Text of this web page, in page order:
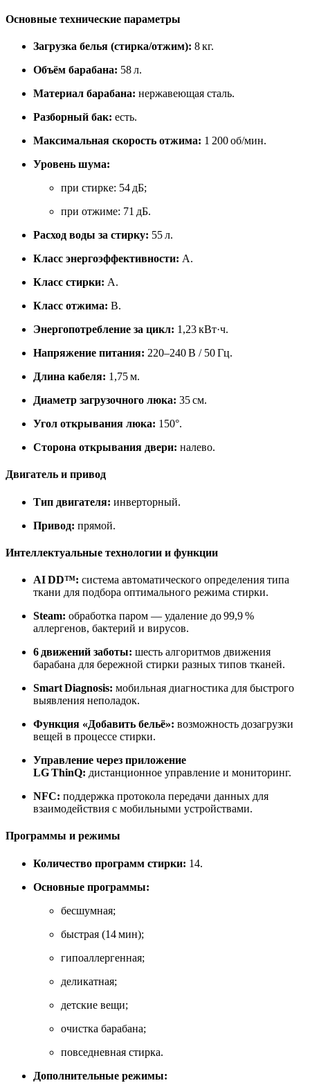
Основные технические параметры
Загрузка белья (стирка/отжим): 8 кг.
Объём барабана: 58 л.
Материал барабана: нержавеющая сталь.
Разборный бак: есть.
Максимальная скорость отжима: 1 200 об/мин.
Уровень шума:
при стирке: 54 дБ;
при отжиме: 71 дБ.
Расход воды за стирку: 55 л.
Класс энергоэффективности: A.
Класс стирки: A.
Класс отжима: B.
Энергопотребление за цикл: 1,23 кВт·ч.
Напряжение питания: 220–240 В / 50 Гц.
Длина кабеля: 1,75 м.
Диаметр загрузочного люка: 35 см.
Угол открывания люка: 150°.
Сторона открывания двери: налево.
Двигатель и привод
Тип двигателя: инверторный.
Привод: прямой.
Интеллектуальные технологии и функции
AI DD™: система автоматического определения типа
ткани для подбора оптимального режима стирки.
Steam: обработка паром — удаление до 99,9 %
аллергенов, бактерий и вирусов.
6 движений заботы: шесть алгоритмов движения
барабана для бережной стирки разных типов тканей.
Smart Diagnosis: мобильная диагностика для быстрого
выявления неполадок.
Функция «Добавить бельё»: возможность дозагрузки
вещей в процессе стирки.
Управление через приложение
LG ThinQ: дистанционное управление и мониторинг.
NFC: поддержка протокола передачи данных для
взаимодействия с мобильными устройствами.
Программы и режимы
Количество программ стирки: 14.
Основные программы:
бесшумная;
быстрая (14 мин);
гипоаллергенная;
деликатная;
детские вещи;
очистка барабана;
повседневная стирка.
Дополнительные режимы: